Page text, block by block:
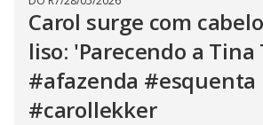
Carol surge com
liso: 'Parecendo a
#afazenda #esquenta
#carollekker